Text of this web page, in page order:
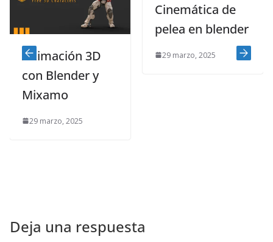
Animación 3D
con Blender y
Mixamo
29 marzo, 2025
Cinemática de
pelea en blender
29 marzo, 2025
Deja una respuesta